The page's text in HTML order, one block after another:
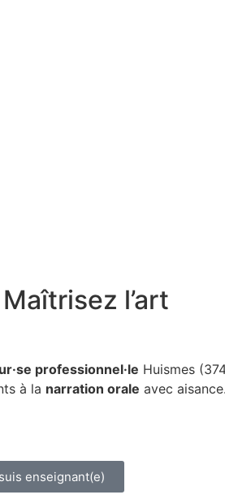
l’art
professionnel·le Huismes
à la narration orale avec
enseignant(e)